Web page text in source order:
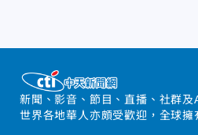
新聞、影音、節目、直播、社群
世界各地華人亦頗受歡迎，全球擁